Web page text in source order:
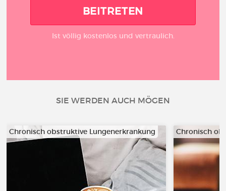
BEITRETEN
Ist völlig kostenlos und vertraulich.
SIE WERDEN AUCH MÖGEN
Chronisch obstruktive Lungenerkrankung Chronisch